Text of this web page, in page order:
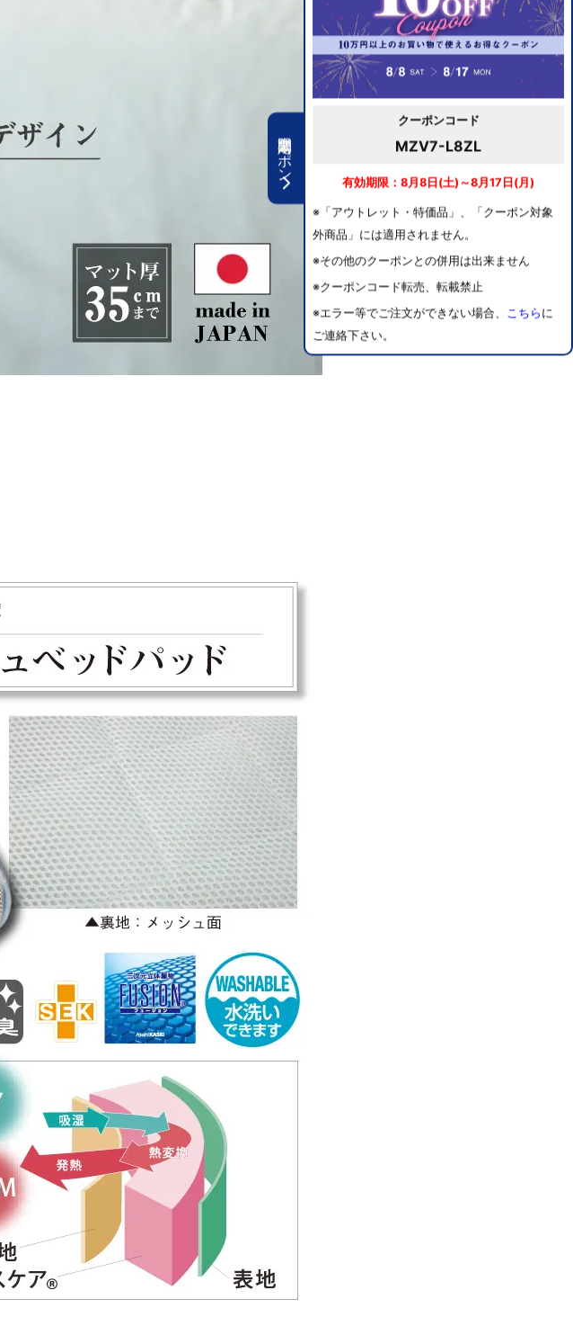
期間限定クーポン
クーポンコード
MZV7-L8ZL
有効期限：8月8日(土)～8月17日(月)
※「アウトレット・特価品」、「クーポン対象
外商品」には適用されません。
※その他のクーポンとの併用は出来ません
※クーポンコード転売、転載禁止
※エラー等でご注文ができない場合、 こちら に
ご連絡下さい。